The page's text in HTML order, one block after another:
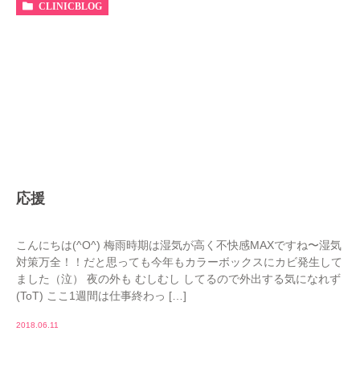
CLINICBLOG
応援
こんにちは(^O^) 梅雨時期は湿気が高く不快感MAXですね〜湿気
対策万全！！だと思っても今年もカラーボックスにカビ発生して
ました（泣） 夜の外も むしむし してるので外出する気になれず
(ToT) ここ1週間は仕事終わっ […]
2018.06.11